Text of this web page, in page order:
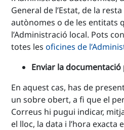
General de l’Estat, de la
autònomes o de les entitats
l’Administració local. Pots
totes lesoficines de
Enviar la
En aquest cas, has de
un sobre obert, a fi que el
Correus hi pugui indicar,
el lloc, la data i l’hora exacta